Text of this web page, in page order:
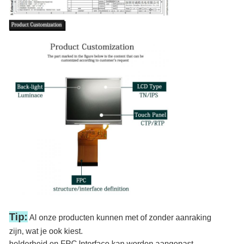
Tip: Al onze producten kunnen met of zonder aanraking
zijn, wat je ook kiest.